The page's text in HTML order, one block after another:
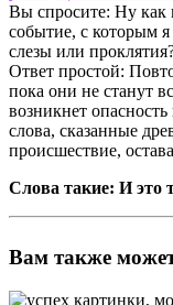
Вы спросите: Ну как
событие, с которым
слезы или
Ответ простой:
пока они не станут
возникнет
слова, сказанные
происшествие,
Слова такие: И это
Вам также